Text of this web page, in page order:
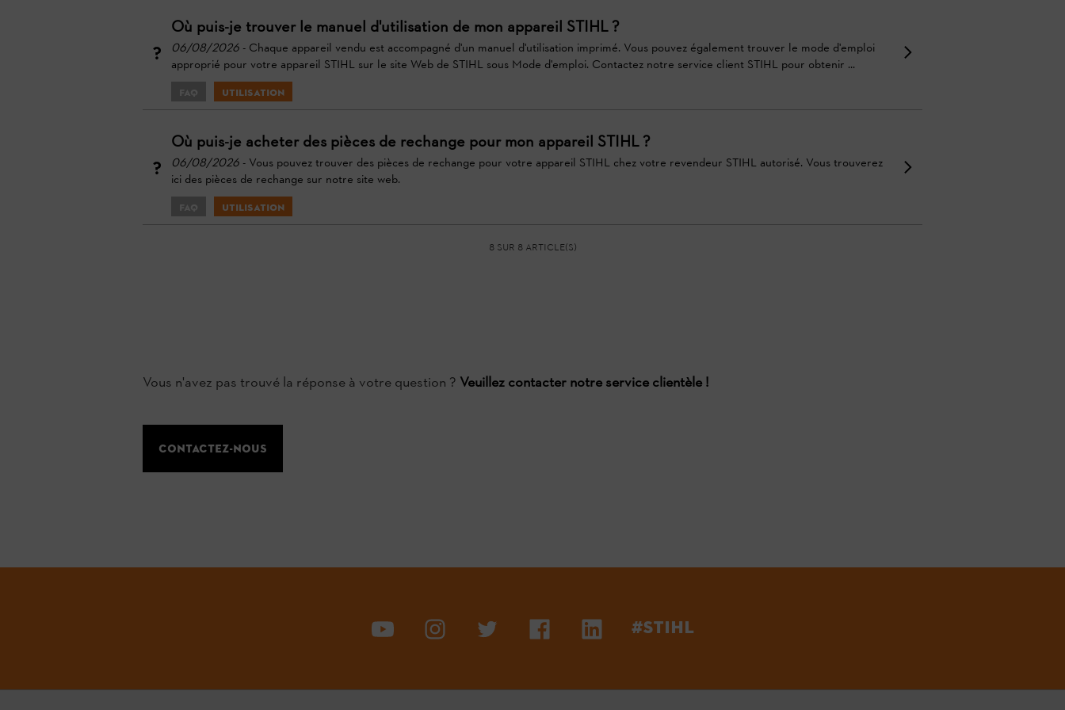
Où puis-je trouver le manuel d'utilisation de mon appareil STIHL ?
06/08/2026 - Chaque appareil vendu est accompagné d'un manuel d'utilisation imprimé. Vous pouvez également trouver le mode d'emploi
approprié pour votre appareil STIHL sur le site Web de STIHL sous Mode d'emploi. Contactez notre service client STIHL pour obtenir ...
FAQ Utilisation
Où puis-je acheter des pièces de rechange pour mon appareil STIHL ?
06/08/2026 - Vous pouvez trouver des pièces de rechange pour votre appareil STIHL chez votre revendeur STIHL autorisé. Vous trouverez
ici des pièces de rechange sur notre site web.
FAQ Utilisation
8 sur 8 article(s)
Vous n'avez pas trouvé la réponse à votre question ? Veuillez contacter notre service clientèle !
Contactez-nous
#STIHL